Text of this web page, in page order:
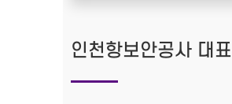
인천항보안공사 대표